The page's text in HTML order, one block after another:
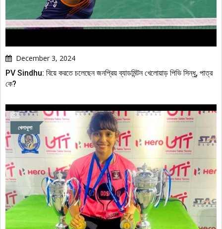
December 3, 2024
PV Sindhu: বিয়ে করতে চলেছেন জনপ্রিয় ব্যাডমিন্টন খেলোয়াড় পিভি সিন্ধু, পাত্র
কে?
খেলাধুলা